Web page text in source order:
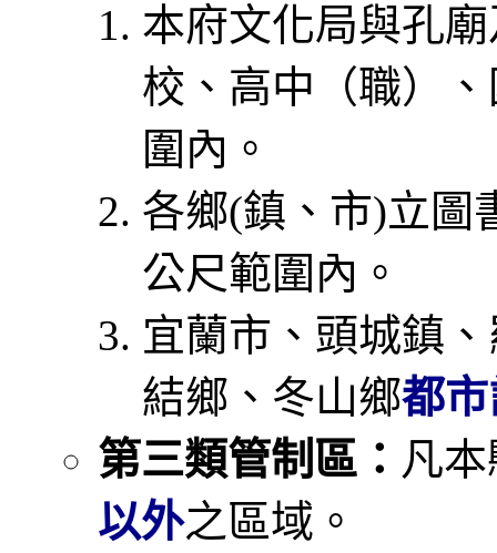
本府文化局與孔
校、高中（職）
圍內。
各鄉(鎮、市)立圖
公尺範圍內。
宜蘭市、頭城鎮
結鄉、冬山鄉都
第三類管制區： 凡
以外之區域。